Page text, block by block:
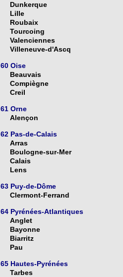
Dunkerque
Lille
Roubaix
Tourcoing
Valenciennes
Villeneuve-d'Ascq
60 Oise
Beauvais
Compiègne
Creil
61 Orne
Alençon
62 Pas-de-Calais
Arras
Boulogne-sur-Mer
Calais
Lens
63 Puy-de-Dôme
Clermont-Ferrand
64 Pyrénées-Atlantiques
Anglet
Bayonne
Biarritz
Pau
65 Hautes-Pyrénées
Tarbes